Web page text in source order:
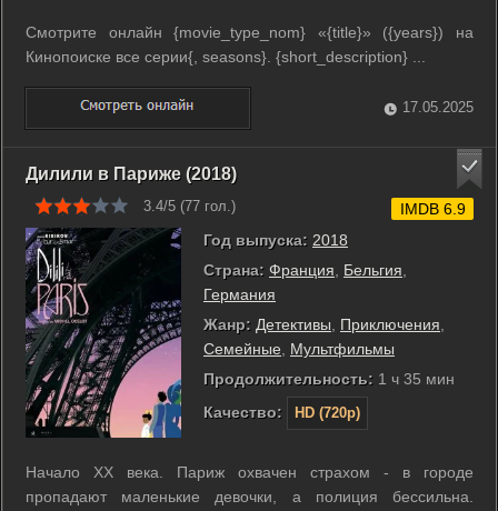
Смотрите онлайн {movie_type_nom} «{title}» ({years}) на
Кинопоиске все серии{, seasons}. {short_description} ...
17.05.2025
Дилили в Париже (2018)
3.4/5 (77 гол.)
Год выпуска: 2018
Страна: Франция Бельгия
Германия
Жанр: Детективы Приключения
Семейные
Мультфильмы
Продолжительность: 1 ч 35 мин
Качество:
HD (720p)
IMDB 6.9
Начало XX века. Париж охвачен страхом - в городе
пропадают маленькие девочки, а полиция бессильна.